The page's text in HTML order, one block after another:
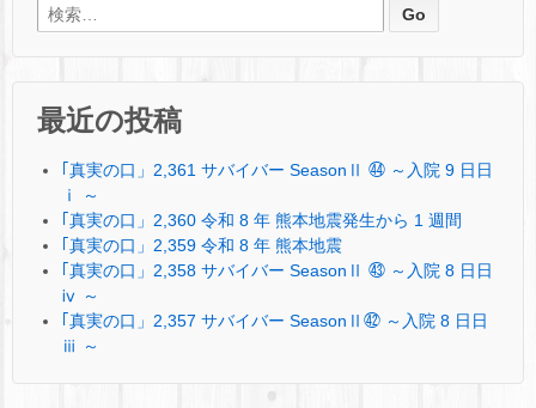
検索:
最近の投稿
｢真実の口」2,361 サバイバー SeasonⅡ ㊹ ～入院 9 日日
ⅰ ～
｢真実の口」2,360 令和 8 年 熊本地震発生から 1 週間
｢真実の口」2,359 令和 8 年 熊本地震
｢真実の口」2,358 サバイバー SeasonⅡ ㊸ ～入院 8 日日
ⅳ ～
｢真実の口」2,357 サバイバー SeasonⅡ㊷ ～入院 8 日日
ⅲ ～